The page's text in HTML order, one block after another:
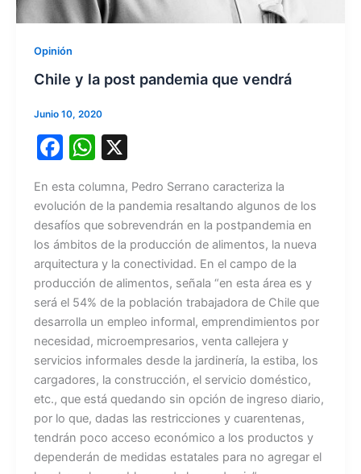
Opinión
Chile y la post pandemia que vendrá
Junio 10, 2020
F
c
e
b
o
o
k
W
at
s
A
p
p
X
En esta columna, Pedro Serrano caracteriza la
evolución de la pandemia resaltando algunos de los
desafíos que sobrevendrán en la postpandemia en
los ámbitos de la producción de alimentos, la nueva
arquitectura y la conectividad. En el campo de la
producción de alimentos, señala “en esta área es y
será el 54% de la población trabajadora de Chile que
desarrolla un empleo informal, emprendimientos por
necesidad, microempresarios, venta callejera y
servicios informales desde la jardinería, la estiba, los
cargadores, la construcción, el servicio doméstico,
etc., que está quedando sin opción de ingreso diario,
por lo que, dadas las restricciones y cuarentenas,
tendrán poco acceso económico a los productos y
dependerán de medidas estatales para no agregar el